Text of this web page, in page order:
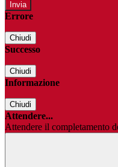
Errore
Chiudi
Successo
Chiudi
Informazione
Chiudi
Attendere...
Attendere il completamento